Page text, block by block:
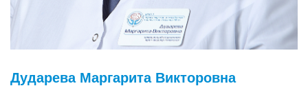
Дударева Маргарита Викторовна